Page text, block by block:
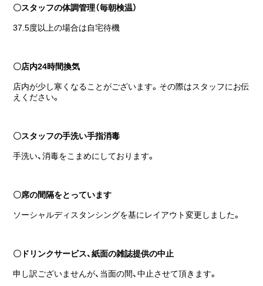
〇スタッフの体調管理（毎朝検温）
37.5度以上の場合は自宅待機
〇店内24時間換気
店内が少し寒くなることがございます。その際はスタッフにお伝
えください。
〇スタッフの手洗い手指消毒
手洗い、消毒をこまめにしております。
〇席の間隔をとっています
ソーシャルディスタンシングを基にレイアウト変更しました。
〇ドリンクサービス、紙面の雑誌提供の中止
申し訳ございませんが、当面の間、中止させて頂きます。